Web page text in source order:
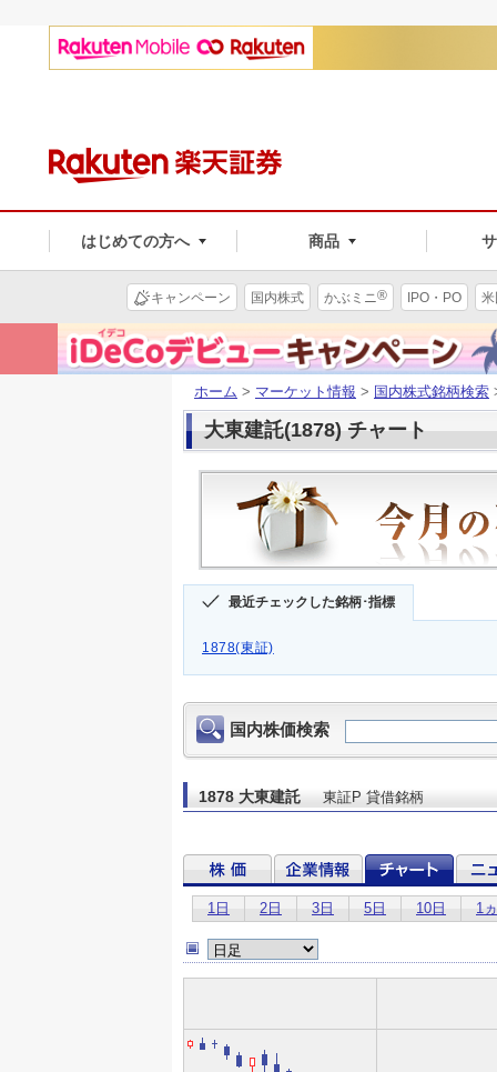
はじめての方へ 商品
キャンペーン 国内株式 かぶミニ® IPO・PO
ホーム > マーケット情報 > 国内株式銘柄検索
大東建託(1878) チャート
最近チェックした銘柄･指標
1878(東証)